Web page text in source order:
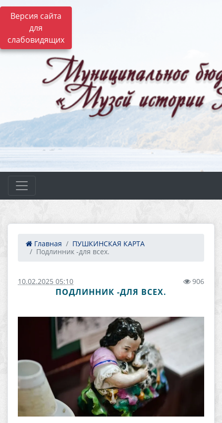
Версия сайта
для
слабовидящих
Главная
ПУШКИНСКАЯ КАРТА
Подлинник -для всех.
10.02.2025 05:10 906
ПОДЛИННИК -ДЛЯ ВСЕХ.